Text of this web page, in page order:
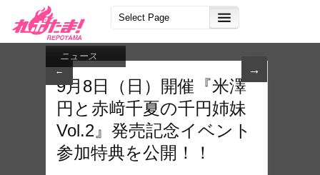
← →
ニュース
9月8日（日）開催『米澤
円と赤﨑千夏の千円姉妹
Vol.2』発売記念イベント
参加特典を公開！！